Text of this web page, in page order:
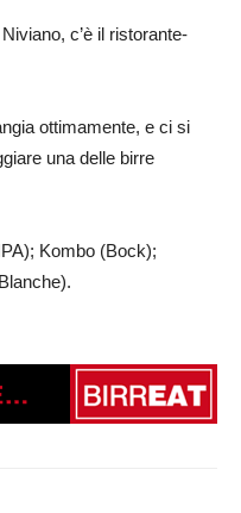
c’è il ristorante-
ottimamente, e ci si
una delle birre
Kombo (Bock);